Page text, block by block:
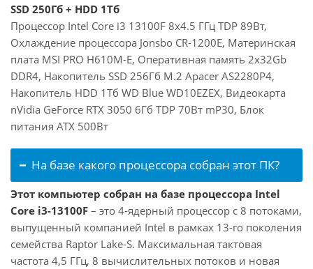
SSD 250Гб + HDD 1Тб
Процессор Intel Core i3 13100F 8x4.5 ГГц TDP 89Вт,
Охлаждение процессора Jonsbo CR-1200E, Материнская
плата MSI PRO H610M-E, Оперативная память 2x32Gb
DDR4, Накопитель SSD 256Гб M.2 Apacer AS2280P4,
Накопитель HDD 1Тб WD Blue WD10EZEX, Видеокарта
nVidia GeForce RTX 3050 6Гб TDP 70Вт mP30, Блок
питания ATX 500Вт
На базе какого процессора собран этот ПК?
Этот компьютер собран на базе процессора Intel
Core i3-13100F – это 4-ядерный процессор с 8 потоками,
выпущенный компанией Intel в рамках 13-го поколения
семейства Raptor Lake-S. Максимальная тактовая
частота 4,5 ГГц, 8 вычислительных потоков и новая